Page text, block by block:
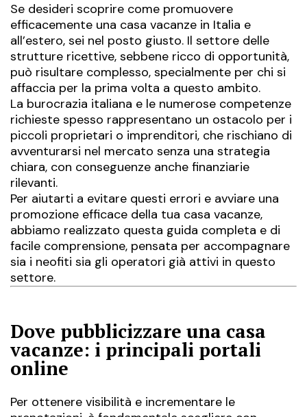
Se desideri scoprire come promuovere
efficacemente una casa vacanze in Italia e
all’estero, sei nel posto giusto. Il settore delle
strutture ricettive, sebbene ricco di opportunità,
può risultare complesso, specialmente per chi si
affaccia per la prima volta a questo ambito.
La burocrazia italiana e le numerose competenze
richieste spesso rappresentano un ostacolo per i
piccoli proprietari o imprenditori, che rischiano di
avventurarsi nel mercato senza una strategia
chiara, con conseguenze anche finanziarie
rilevanti.
Per aiutarti a evitare questi errori e avviare una
promozione efficace della tua casa vacanze,
abbiamo realizzato questa guida completa e di
facile comprensione, pensata per accompagnare
sia i neofiti sia gli operatori già attivi in questo
settore.
Dove pubblicizzare una casa
vacanze: i principali portali
online
Per ottenere visibilità e incrementare le